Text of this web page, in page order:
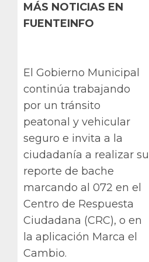
MÁS NOTICIAS EN
FUENTEINFO
El Gobierno Municipal
continúa trabajando
por un tránsito
peatonal y vehicular
seguro e invita a la
ciudadanía a realizar su
reporte de bache
marcando al 072 en el
Centro de Respuesta
Ciudadana (CRC), o en
la aplicación Marca el
Cambio.